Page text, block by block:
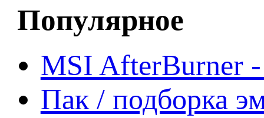
Популярное
MSI AfterBurner
Пак / подборка